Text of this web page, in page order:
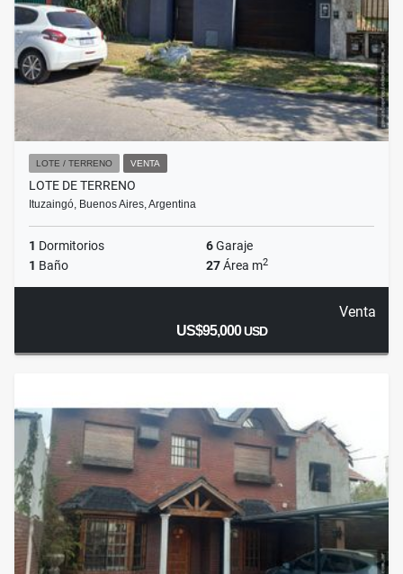
LOTE / TERRENO VENTA
LOTE DE TERRENO
Ituzaingó, Buenos Aires, Argentina
1 Dormitorios 6Garaje
1 Baño 27Área m2
Venta
US$95,000USD